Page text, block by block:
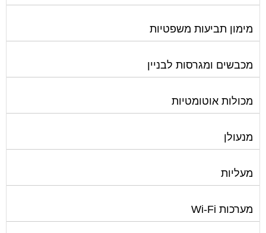
מימון תביעות משפטיות
מכבשים ומגרסות לבניין
מכולות אוטומטיות
מנעולן
מעליות
מערכות Wi-Fi